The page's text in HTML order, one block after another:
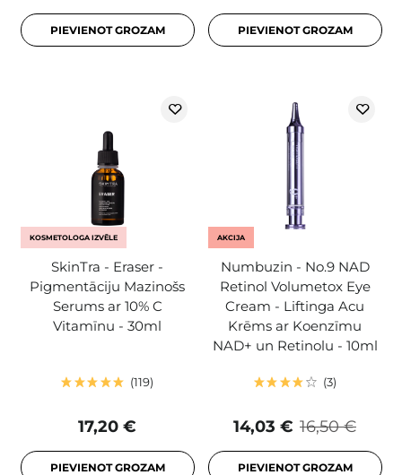
PIEVIENOT GROZAM PIEVIENOT GROZAM
KOSMETOLOGA IZVĒLE
SkinTra - Eraser -
Pigmentāciju Mazinošs
Serums ar 10% C
Vitamīnu - 30ml
119
17,20 €
PIEVIENOT GROZAM
AKCIJA
Numbuzin - No.9 NAD
Retinol Volumetox Eye
Cream - Liftinga Acu
Krēms ar Koenzīmu
NAD+ un Retinolu - 10ml
3
16,50 €
14,03 €
PIEVIENOT GROZAM